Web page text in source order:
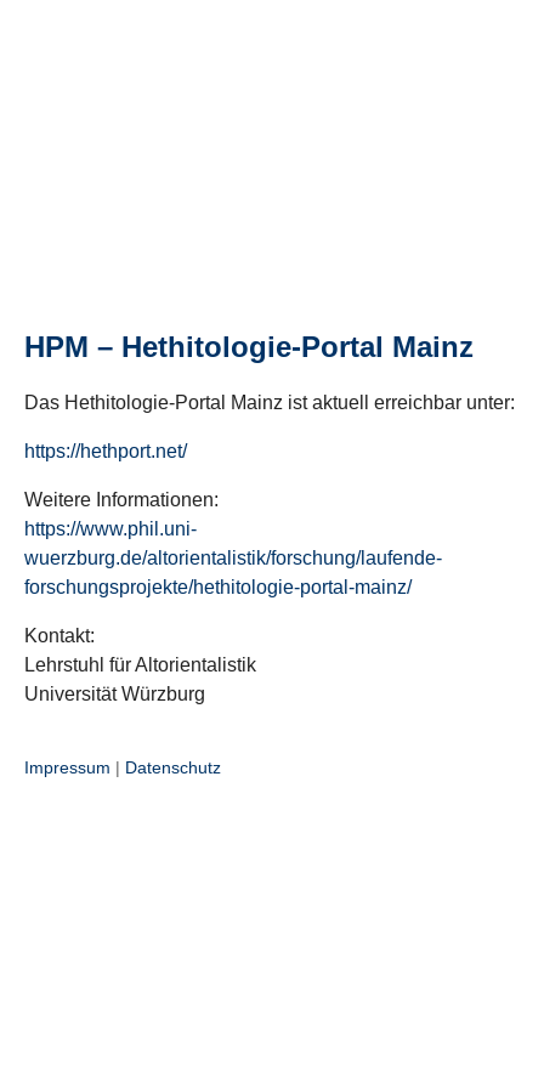
HPM – Hethitologie-Portal Mainz
Das Hethitologie-Portal Mainz ist aktuell erreichbar unter:
https://hethport.net/
Weitere Informationen:
https://www.phil.uni-
wuerzburg.de/altorientalistik/forschung/laufende-
forschungsprojekte/hethitologie-portal-mainz/
Kontakt:
Lehrstuhl für Altorientalistik
Universität Würzburg
Impressum | Datenschutz